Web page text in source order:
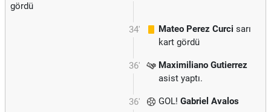
gördü
34' Mateo Perez Curci sarı
kart gördü
36'
Maximiliano Gutierrez
asist yaptı.
36' GOL! Gabriel Avalos